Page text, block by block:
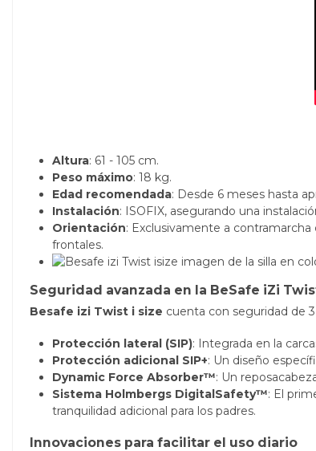
Altura: 61 - 105 cm.
Peso máximo: 18 kg.
Edad recomendada: Desde 6 meses hasta
Instalación: ISOFIX, asegurando una
Orientación: Exclusivamente a contramarcha
frontales.
Seguridad avanzada en la BeSafe iZi
Besafe izi Twist i size cuenta con seguridad de 3
Protección lateral (SIP): Integrada en la
Protección adicional SIP+: Un diseño
Dynamic Force Absorber™: Un
Sistema Holmbergs DigitalSafety™: El
tranquilidad adicional para los padres.
Innovaciones para facilitar el uso diario